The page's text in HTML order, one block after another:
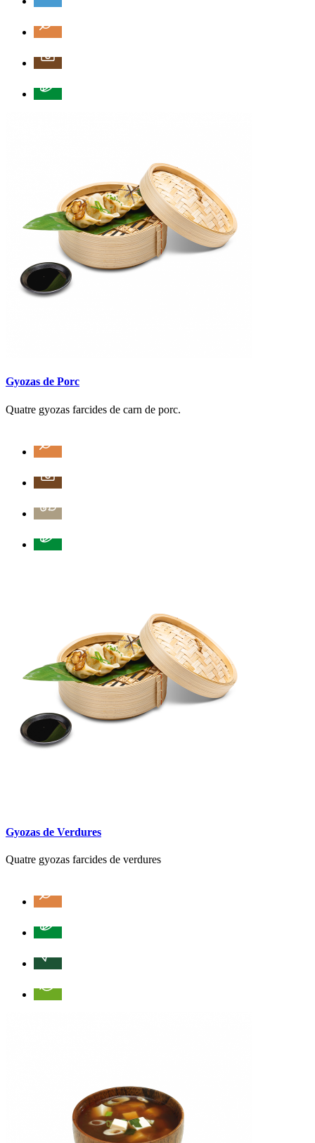
Gyozas de Porc
Quatre gyozas farcides de carn de porc.
Gyozas de Verdures
Quatre gyozas farcides de verdures